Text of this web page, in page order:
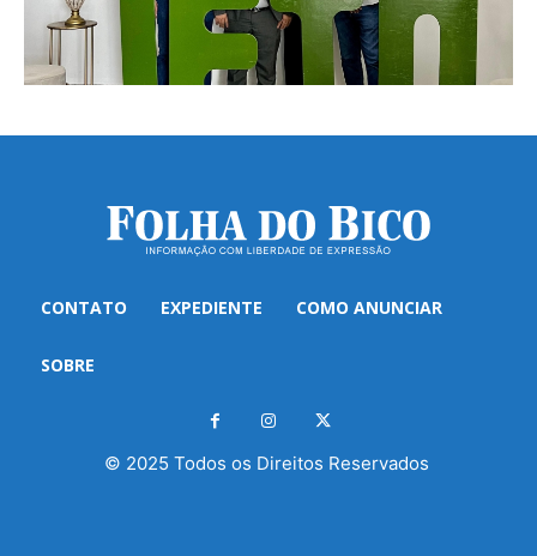
CONTATO EXPEDIENTE COMO ANUNCIAR
SOBRE
© 2025 Todos os Direitos Reservados